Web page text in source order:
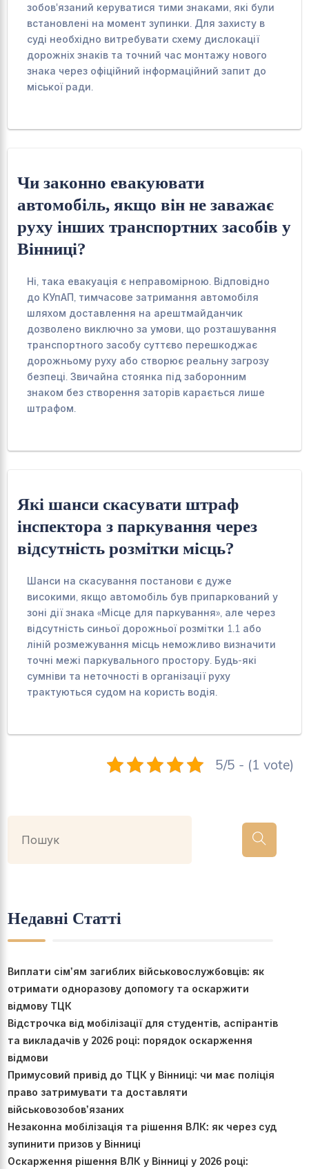
зобов'язаний керуватися тими знаками, які були
встановлені на момент зупинки. Для захисту в
суді необхідно витребувати схему дислокації
дорожніх знаків та точний час монтажу нового
знака через офіційний інформаційний запит до
міської ради.
Чи законно евакуювати
автомобіль, якщо він не заважає
руху інших транспортних засобів у
Вінниці?
Ні, така евакуація є неправомірною. Відповідно
до КУпАП, тимчасове затримання автомобіля
шляхом доставлення на арештмайданчик
дозволено виключно за умови, що розташування
транспортного засобу суттєво перешкоджає
дорожньому руху або створює реальну загрозу
безпеці. Звичайна стоянка під заборонним
знаком без створення заторів карається лише
штрафом.
Які шанси скасувати штраф
інспектора з паркування через
відсутність розмітки місць?
Шанси на скасування постанови є дуже
високими, якщо автомобіль був припаркований у
зоні дії знака «Місце для паркування», але через
відсутність синьої дорожньої розмітки 1.1 або
ліній розмежування місць неможливо визначити
точні межі паркувального простору. Будь-які
сумніви та неточності в організації руху
трактуються судом на користь водія.
5/5 - (1 vote)
Недавні Статті
Виплати сім’ям загиблих військовослужбовців: як
отримати одноразову допомогу та оскаржити
відмову ТЦК
Відстрочка від мобілізації для студентів, аспірантів
та викладачів у 2026 році: порядок оскарження
відмови
Примусовий привід до ТЦК у Вінниці: чи має поліція
право затримувати та доставляти
військовозобов’язаних
Незаконна мобілізація та рішення ВЛК: як через суд
зупинити призов у Вінниці
Оскарження рішення ВЛК у Вінниці у 2026 році: